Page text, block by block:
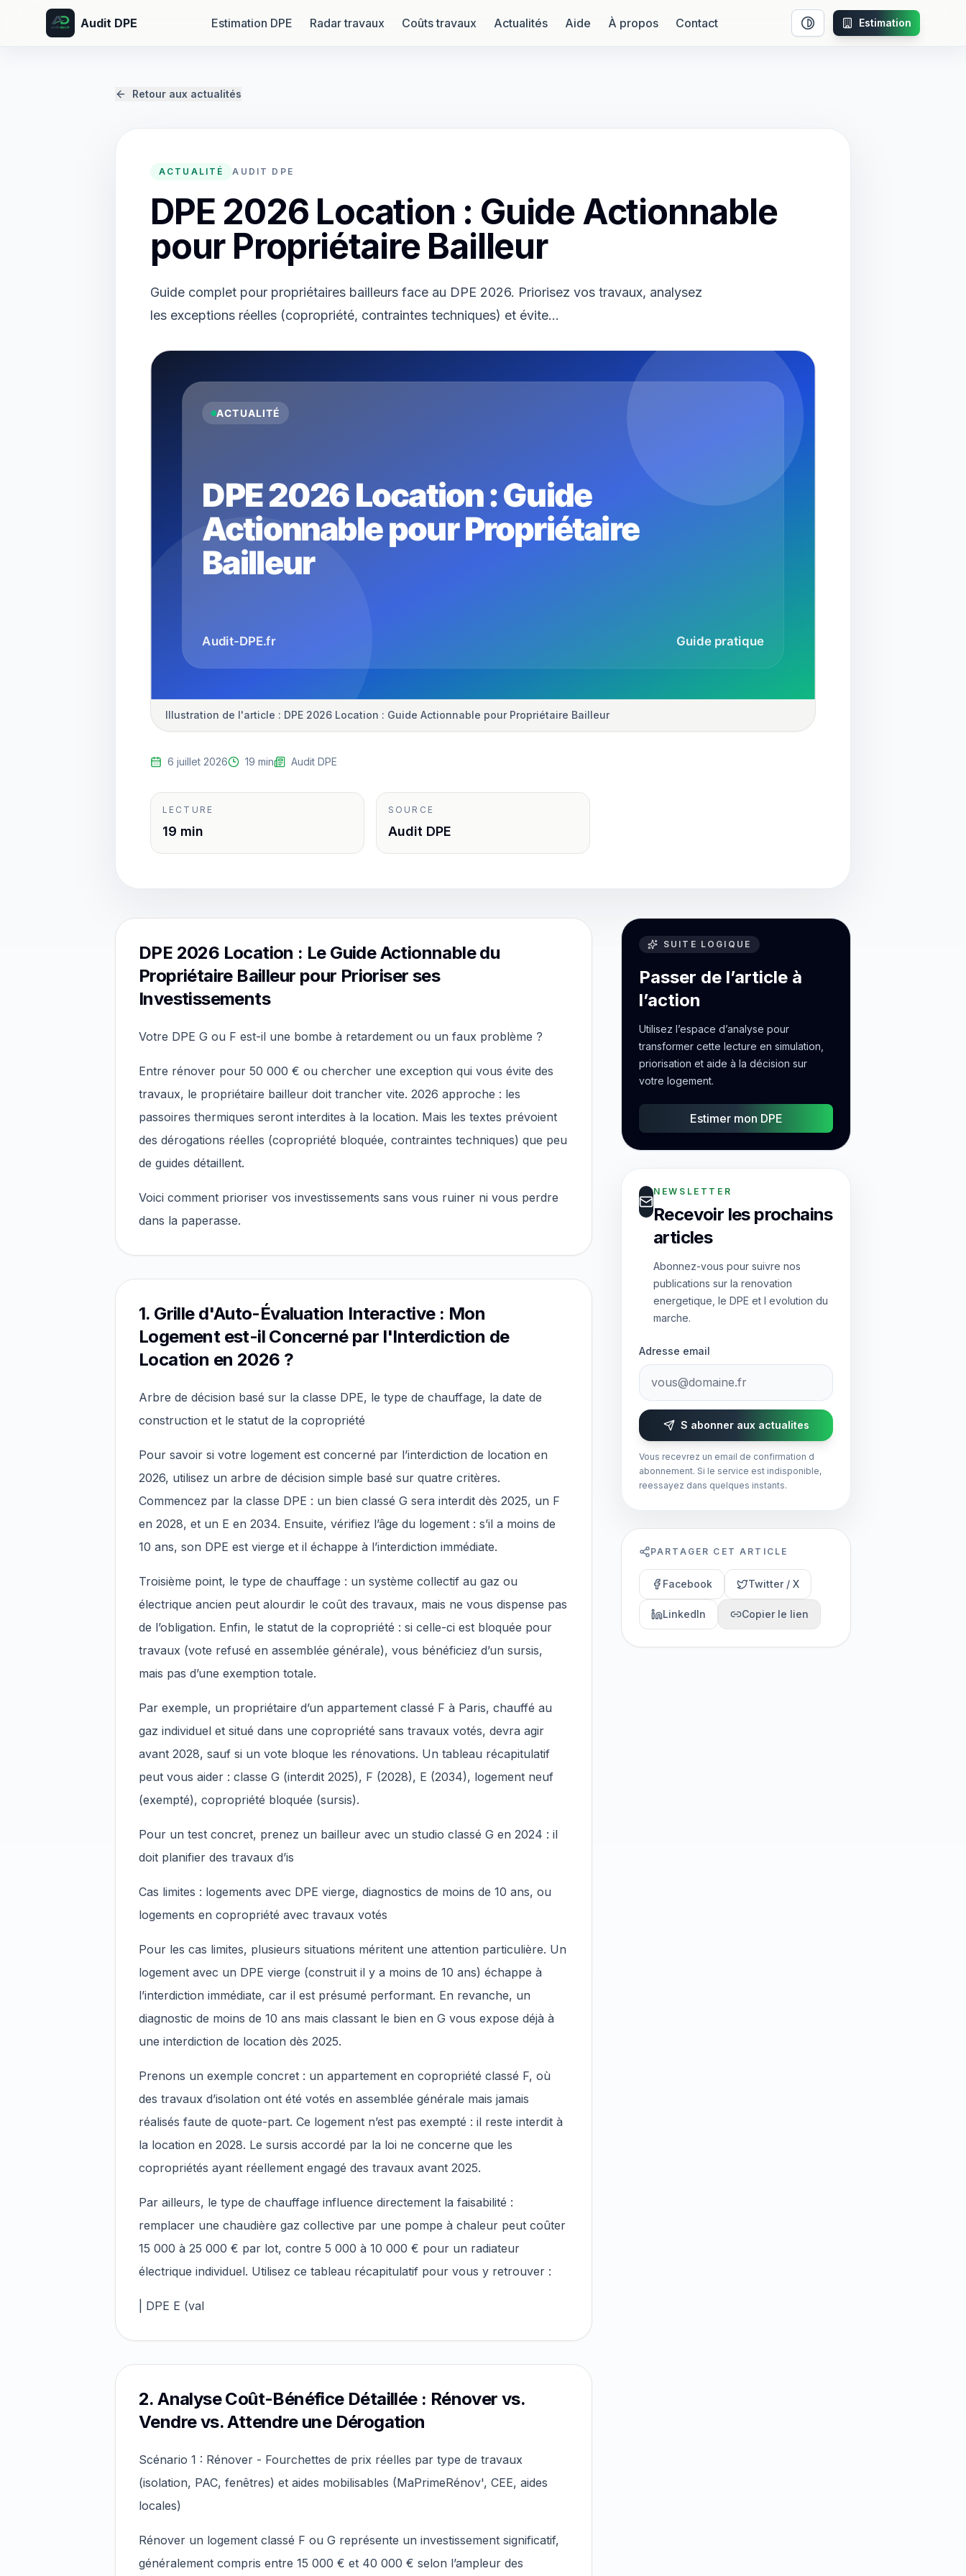
Audit DPE Estimation DPE Radar travaux Coûts travaux Actualités Aide À propos Contact Activer le mode contraste
Estimation
Retour aux actualités
ACTUALITÉ AUDIT DPE
DPE 2026 Location : Guide Actionnable
pour Propriétaire Bailleur
Guide complet pour propriétaires bailleurs face au DPE 2026. Priorisez vos travaux, analysez
les exceptions réelles (copropriété, contraintes techniques) et évite…
Illustration de l'article : DPE 2026 Location : Guide Actionnable pour Propriétaire Bailleur
6 juillet 2026 19 min Audit DPE
LECTURE
19 min
SOURCE
Audit DPE
DPE 2026 Location : Le Guide Actionnable du
Propriétaire Bailleur pour Prioriser ses
Investissements
Votre DPE G ou F est-il une bombe à retardement ou un faux problème ?
Entre rénover pour 50 000 € ou chercher une exception qui vous évite des
travaux, le propriétaire bailleur doit trancher vite. 2026 approche : les
passoires thermiques seront interdites à la location. Mais les textes prévoient
des dérogations réelles (copropriété bloquée, contraintes techniques) que peu
de guides détaillent.
Voici comment prioriser vos investissements sans vous ruiner ni vous perdre
dans la paperasse.
1. Grille d'Auto-Évaluation Interactive : Mon
Logement est-il Concerné par l'Interdiction de
Location en 2026 ?
Arbre de décision basé sur la classe DPE, le type de chauffage, la date de
construction et le statut de la copropriété
Pour savoir si votre logement est concerné par l’interdiction de location en
2026, utilisez un arbre de décision simple basé sur quatre critères.
Commencez par la classe DPE : un bien classé G sera interdit dès 2025, un F
en 2028, et un E en 2034. Ensuite, vérifiez l’âge du logement : s’il a moins de
10 ans, son DPE est vierge et il échappe à l’interdiction immédiate.
Troisième point, le type de chauffage : un système collectif au gaz ou
électrique ancien peut alourdir le coût des travaux, mais ne vous dispense pas
de l’obligation. Enfin, le statut de la copropriété : si celle-ci est bloquée pour
travaux (vote refusé en assemblée générale), vous bénéficiez d’un sursis,
mais pas d’une exemption totale.
Par exemple, un propriétaire d’un appartement classé F à Paris, chauffé au
gaz individuel et situé dans une copropriété sans travaux votés, devra agir
avant 2028, sauf si un vote bloque les rénovations. Un tableau récapitulatif
peut vous aider : classe G (interdit 2025), F (2028), E (2034), logement neuf
(exempté), copropriété bloquée (sursis).
Pour un test concret, prenez un bailleur avec un studio classé G en 2024 : il
doit planifier des travaux d’is
Cas limites : logements avec DPE vierge, diagnostics de moins de 10 ans, ou
logements en copropriété avec travaux votés
Pour les cas limites, plusieurs situations méritent une attention particulière. Un
logement avec un DPE vierge (construit il y a moins de 10 ans) échappe à
l’interdiction immédiate, car il est présumé performant. En revanche, un
diagnostic de moins de 10 ans mais classant le bien en G vous expose déjà à
une interdiction de location dès 2025.
Prenons un exemple concret : un appartement en copropriété classé F, où
des travaux d’isolation ont été votés en assemblée générale mais jamais
réalisés faute de quote-part. Ce logement n’est pas exempté : il reste interdit à
la location en 2028. Le sursis accordé par la loi ne concerne que les
copropriétés ayant réellement engagé des travaux avant 2025.
Par ailleurs, le type de chauffage influence directement la faisabilité :
remplacer une chaudière gaz collective par une pompe à chaleur peut coûter
15 000 à 25 000 € par lot, contre 5 000 à 10 000 € pour un radiateur
électrique individuel. Utilisez ce tableau récapitulatif pour vous y retrouver :
| DPE E (val
2. Analyse Coût-Bénéfice Détaillée : Rénover vs.
Vendre vs. Attendre une Dérogation
Scénario 1 : Rénover - Fourchettes de prix réelles par type de travaux
(isolation, PAC, fenêtres) et aides mobilisables (MaPrimeRénov', CEE, aides
locales)
Rénover un logement classé F ou G représente un investissement significatif,
généralement compris entre 15 000 € et 40 000 € selon l’ampleur des
SUITE LOGIQUE
Passer de l’article à
l’action
Utilisez l’espace d’analyse pour
transformer cette lecture en simulation,
priorisation et aide à la décision sur
votre logement.
Estimer mon DPE
NEWSLETTER
Recevoir les prochains
articles
Abonnez-vous pour suivre nos
publications sur la renovation
energetique, le DPE et l evolution du
marche.
Adresse email
S abonner aux actualites
Vous recevrez un email de confirmation d
abonnement. Si le service est indisponible,
reessayez dans quelques instants.
PARTAGER CET ARTICLE
Facebook Twitter / X
LinkedIn Copier le lien